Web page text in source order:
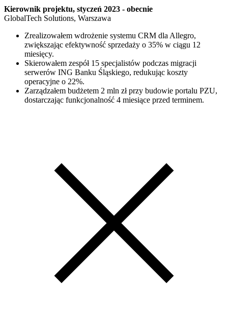
Kierownik projektu, styczeń 2023 - obecnie
GlobalTech Solutions, Warszawa
Zrealizowałem wdrożenie systemu CRM dla Allegro,
zwiększając efektywność sprzedaży o 35% w ciągu 12
miesięcy.
Skierowałem zespół 15 specjalistów podczas migracji
serwerów ING Banku Śląskiego, redukując koszty
operacyjne o 22%.
Zarządzałem budżetem 2 mln zł przy budowie portalu PZU,
dostarczając funkcjonalność 4 miesiące przed terminem.